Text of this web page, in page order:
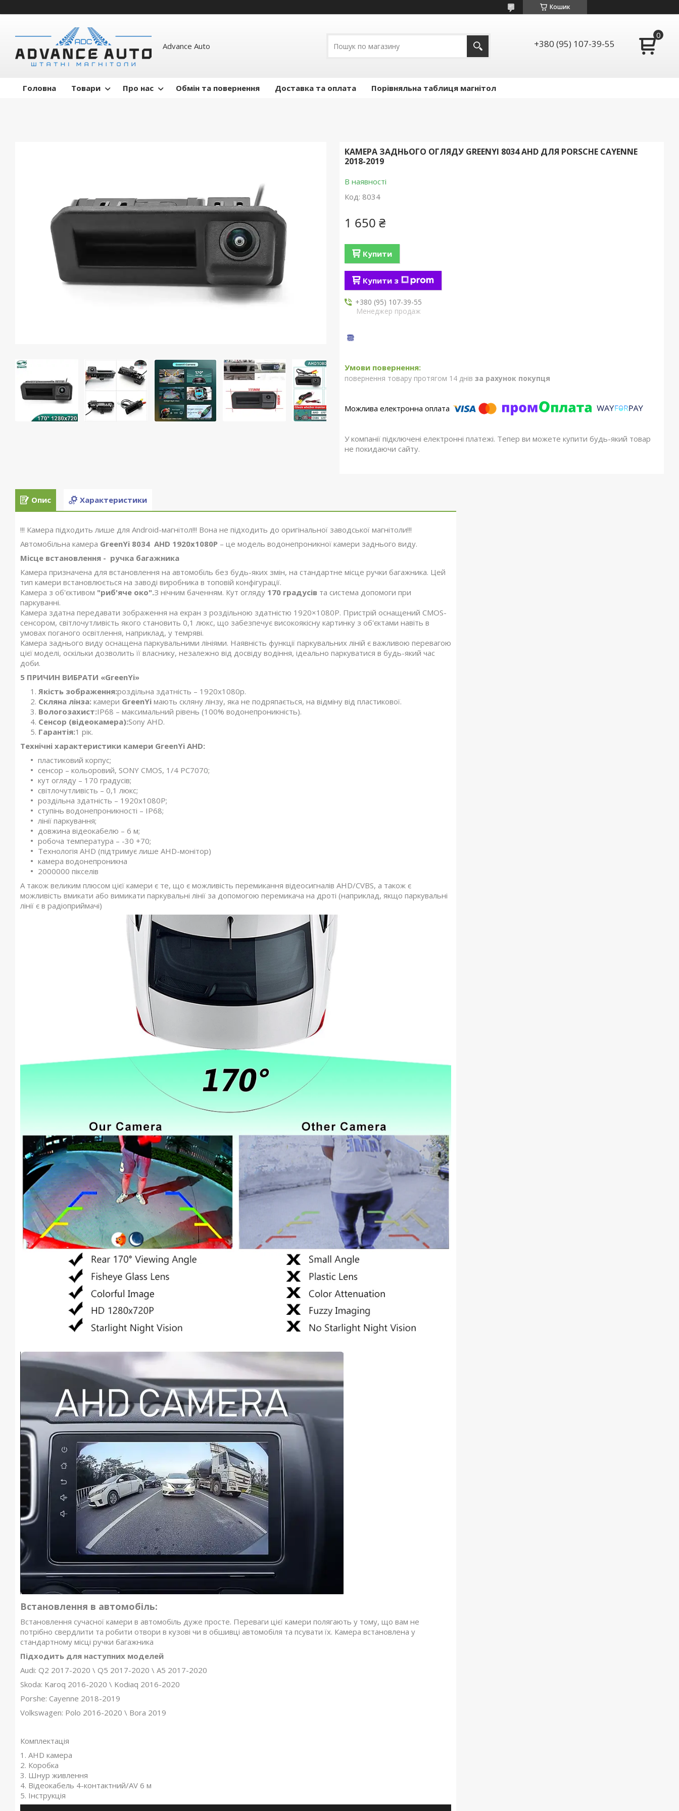
Кошик
Advance Auto +380 (95) 107-39-55
Головна Товари Про нас Обмін та повернення Доставка та оплата Порівняльна таблиця магнітол
КАМЕРА ЗАДНЬОГО ОГЛЯДУ GREENYI 8034 AHD ДЛЯ PORSCHE CAYENNE
2018-2019
В наявності
Код: 8034
1 650 ₴
Купити
Купити з
+380 (95) 107-39-55
Менеджер продаж
повернення товару протягом 14 днів за рахунок покупця
У компанії підключені електронні платежі. Тепер ви можете купити будь-який товар
не покидаючи сайту.
Опис Характеристики
!!! Камера підходить лише для Android-магнітол!!! Вона не підходить до оригінальної заводської магнітоли!!!
Автомобільна камера GreenYi 8034 AHD 1920x1080P – це модель водонепроникної камери заднього виду.
Місце встановлення - ручка багажника
Камера призначена для встановлення на автомобіль без будь-яких змін, на стандартне місце ручки багажника. Цей
тип камери встановлюється на заводі виробника в топовій конфігурації.
Камера з об'єктивом "риб'яче око".З нічним баченням. Кут огляду 170 градусів та система допомоги при
паркуванні.
Камера здатна передавати зображення на екран з роздільною здатністю 1920×1080P. Пристрій оснащений CMOS-
сенсором, світлочутливість якого становить 0,1 люкс, що забезпечує високоякісну картинку з об'єктами навіть в
умовах поганого освітлення, наприклад, у темряві.
Камера заднього виду оснащена паркувальними лініями. Наявність функції паркувальних ліній є важливою перевагою
цієї моделі, оскільки дозволить її власнику, незалежно від досвіду водіння, ідеально паркуватися в будь-який час
доби.
5 ПРИЧИН ВИБРАТИ «GreenYi»
Якість зображення:роздільна здатність – 1920x1080p.
Скляна лінза: камери GreenYi мають скляну лінзу, яка не подряпається, на відміну від пластикової.
Вологозахист:IP68 – максимальний рівень (100% водонепроникність).
Сенсор (відеокамера):Sony AHD.
Гарантія:1 рік.
Технічні характеристики камери GreenYi AHD:
пластиковий корпус;
сенсор – кольоровий, SONY CMOS, 1/4 PC7070;
кут огляду – 170 градусів;
світлочутливість – 0,1 люкс;
роздільна здатність – 1920x1080P;
ступінь водонепроникності – IP68;
лінії паркування;
довжина відеокабелю – 6 м;
робоча температура – -30 +70;
Технологія AHD (підтримує лише AHD-монітор)
камера водонепроникна
2000000 пікселів
А також великим плюсом цієї камери є те, що є можливість перемикання відеосигналів AHD/CVBS, а також є
можливість вмикати або вимикати паркувальні лінії за допомогою перемикача на дроті (наприклад, якщо паркувальні
лінії є в радіоприймачі)
Встановлення в автомобіль:
Встановлення сучасної камери в автомобіль дуже просте. Переваги цієї камери полягають у тому, що вам не
потрібно свердлити та робити отвори в кузові чи в обшивці автомобіля та псувати їх. Камера встановлена у
стандартному місці ручки багажника
Підходить для наступних моделей
Audi: Q2 2017-2020 \ Q5 2017-2020 \ A5 2017-2020
Skoda: Karoq 2016-2020 \ Kodiaq 2016-2020
Porshe: Cayenne 2018-2019
Volkswagen: Polo 2016-2020 \ Bora 2019
Комплектація
1. AHD камера
2. Коробка
3. Шнур живлення
4. Відеокабель 4-контактний/AV 6 м
5. Інструкція